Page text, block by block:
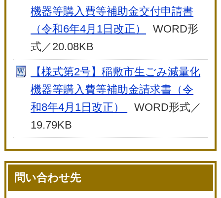
機器等購入費等補助金交付申請書
（令和6年4月1日改正）
WORD形
式／20.08KB
【様式第2号】稲敷市生ごみ減量化
機器等購入費等補助金請求書（令
和8年4月1日改正）
WORD形式／
19.79KB
問い合わせ先